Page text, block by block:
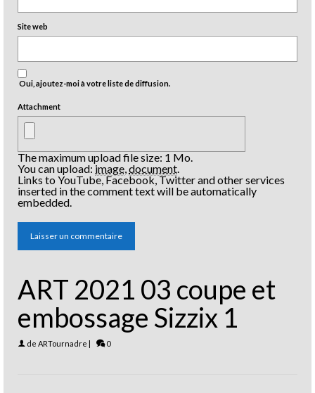
Site web
Oui, ajoutez-moi à votre liste de diffusion.
Attachment
The maximum upload file size: 1 Mo.
You can upload:image document
Links to YouTube, Facebook, Twitter and other services
inserted in the comment text will be automatically
embedded.
ART 2021 03 coupe et
embossage Sizzix 1
de ARTournadre | 0